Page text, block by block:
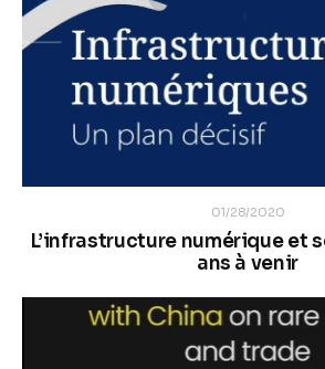
01/28/2020
L’infrastructure numérique et
ans à venir